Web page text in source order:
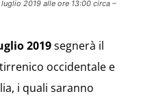
2019 alle ore 13:00 circa –
2019segnerà il
occidentale e
i quali saranno